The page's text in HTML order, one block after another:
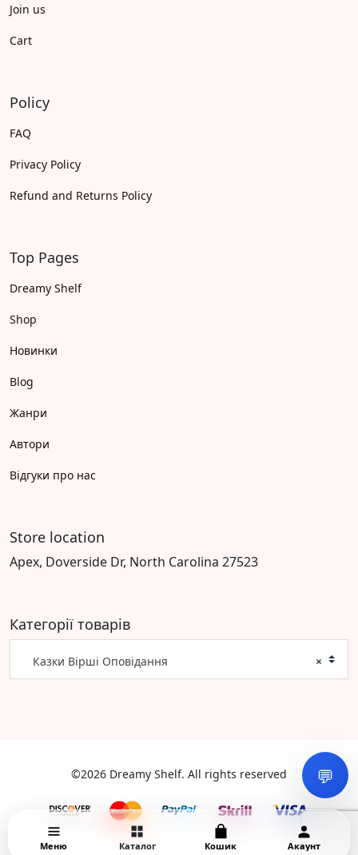
Join us
Cart
Policy
FAQ
Privacy Policy
Refund and Returns Policy
Top Pages
Dreamy Shelf
Shop
Новинки
Blog
Жанри
Автори
Відгуки про нас
Store location
Apex, Doverside Dr, North Carolina 27523
Категорії товарів
×
Казки Вірші Оповідання
©2026 Dreamy Shelf. All rights reserved 💬
Меню Каталог Кошик Акаунт